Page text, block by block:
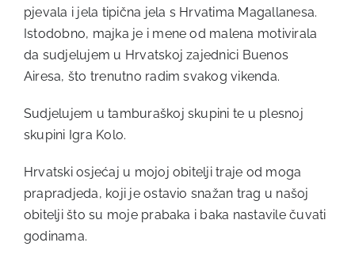
pjevala i jela tipična jela s Hrvatima Magallanesa.
Istodobno, majka je i mene od malena motivirala
da sudjelujem u Hrvatskoj zajednici Buenos
Airesa, što trenutno radim svakog vikenda.
Sudjelujem u tamburaškoj skupini te u plesnoj
skupini Igra Kolo.
Hrvatski osjećaj u mojoj obitelji traje od moga
prapradjeda, koji je ostavio snažan trag u našoj
obitelji što su moje prabaka i baka nastavile čuvati
godinama.